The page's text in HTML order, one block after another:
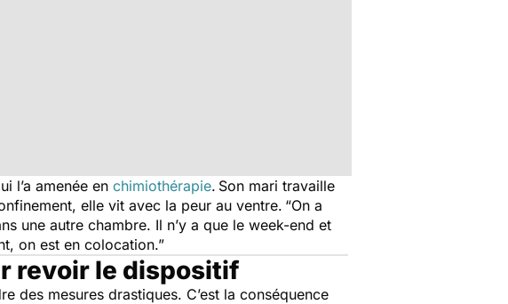
l’a amenée en chimiothérapie. Son mari travaille
elle vit avec la peur au ventre. “On a
une autre chambre. Il n’y a que le week-end et
on est en colocation.”
revoir le dispositif
des mesures drastiques. C’est la conséquence